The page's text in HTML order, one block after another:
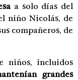
a solo días del
niño Nicolás, de
compañeros, de
niños, incluidos
grandes